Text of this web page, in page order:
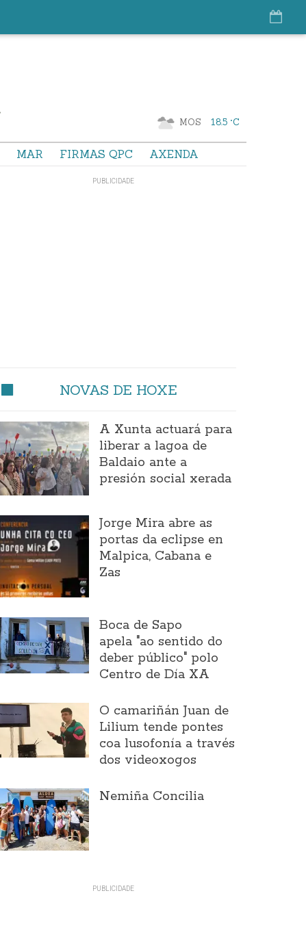
MOS 18.5 °C
MAR FIRMAS QPC AXENDA
NOVAS DE HOXE
A Xunta actuará para
liberar a lagoa de
Baldaio ante a
presión social xerada
Jorge Mira abre as
portas da eclipse en
Malpica, Cabana e
Zas
Boca de Sapo
apela "ao sentido do
deber público" polo
Centro de Día XA
O camariñán Juan de
Lilium tende pontes
coa lusofonía a través
dos videoxogos
Nemiña Concilia